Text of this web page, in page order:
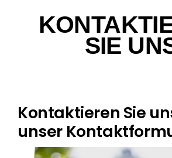
SIE
Kontaktieren Sie
unser